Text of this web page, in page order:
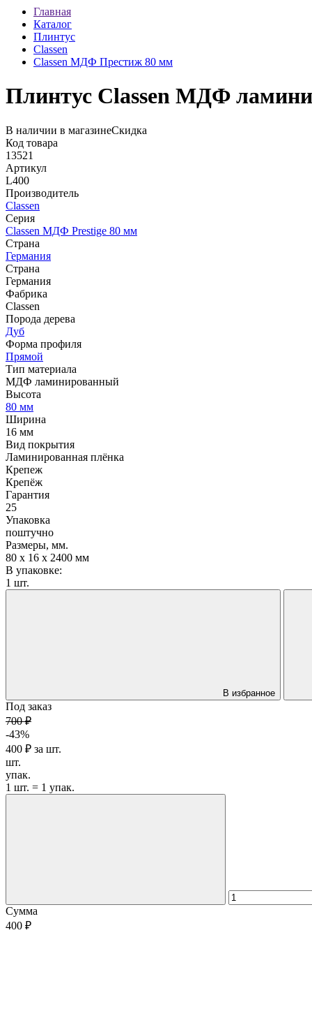
Главная
Каталог
Плинтус
Classen
Classen МДФ Престиж 80 мм
Плинтус Classen МДФ
В наличии в магазинеСкидка
Код товара
13521
Артикул
L400
Производитель
Classen
Серия
Classen МДФ Prestige 80 мм
Страна
Германия
Страна
Германия
Фабрика
Classen
Порода дерева
Дуб
Форма профиля
Прямой
Тип материала
МДФ ламинированный
Высота
80 мм
Ширина
16 мм
Вид покрытия
Ламинированная плёнка
Крепеж
Крепёж
Гарантия
25
Упаковка
поштучно
Размеры, мм.
80 х 16 х 2400 мм
В упаковке:
1 шт.
В избранное
Под заказ
700 ₽
-43%
400 ₽ за шт.
шт.
упак.
1 шт. = 1 упак.
Сумма
400 ₽